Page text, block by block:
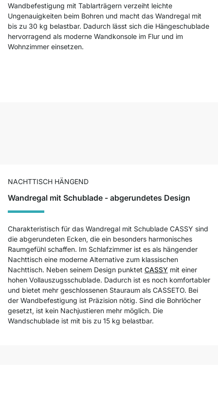
Wandbefestigung mit Tablarträgern verzeiht leichte
Ungenauigkeiten beim Bohren und macht das Wandregal mit
bis zu 30 kg belastbar. Dadurch lässt sich die Hängeschublade
hervorragend als moderne Wandkonsole im Flur und im
Wohnzimmer einsetzen.
NACHTTISCH HÄNGEND
Wandregal mit Schublade - abgerundetes Design
Charakteristisch für das Wandregal mit Schublade CASSY sind
die abgerundeten Ecken, die ein besonders harmonisches
Raumgefühl schaffen. Im Schlafzimmer ist es als hängender
Nachttisch eine moderne Alternative zum klassischen
Nachttisch. Neben seinem Design punktet CASSY mit einer
hohen Vollauszugsschublade. Dadurch ist es noch komfortabler
und bietet mehr geschlossenen Stauraum als CASSETO. Bei
der Wandbefestigung ist Präzision nötig. Sind die Bohrlöcher
gesetzt, ist kein Nachjustieren mehr möglich. Die
Wandschublade ist mit bis zu 15 kg belastbar.